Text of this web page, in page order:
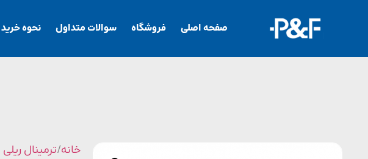
صفحه اصلی فروشگاه سوالات متداول نحوه
خانه/ترمینال